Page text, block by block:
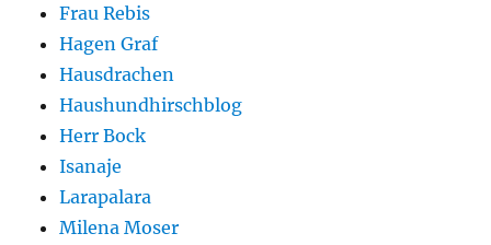
Frau Rebis
Hagen Graf
Hausdrachen
Haushundhirschblog
Herr Bock
Isanaje
Larapalara
Milena Moser